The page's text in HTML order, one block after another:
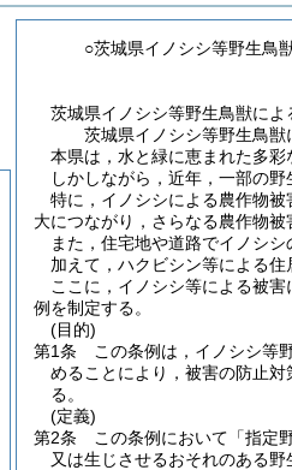
○茨城県イノシシ等野生鳥
茨城県イノシシ等野生鳥獣によ
茨城県イノシシ等野生鳥
本県は，水と緑に恵まれた多
しかしながら，近年，一部の
特に，イノシシによる農作物
大につながり，さらなる農作物被
また，住宅地や道路でイノシ
加えて，ハクビシン等による
ここに，イノシシ等による被
例を制定する。
(目的)
第1条
この条例は，イノシシ等
めることにより，被害の防止
る。
(定義)
第2条
この条例において「指定
又は生じさせるおそれのある野